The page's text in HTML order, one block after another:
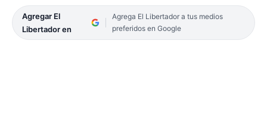
Agregar El
Libertador en
Agrega El Libertador a tus medios
preferidos en Google